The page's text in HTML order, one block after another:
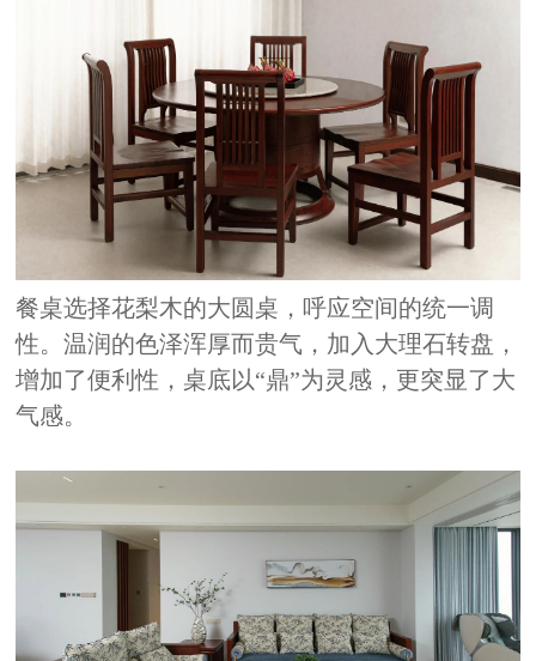
餐桌选择花梨木的大圆桌，呼应空间的统一调
性。温润的色泽浑厚而贵气，加入大理石转盘，
增加了便利性，桌底以“鼎”为灵感，更突显了大
气感。